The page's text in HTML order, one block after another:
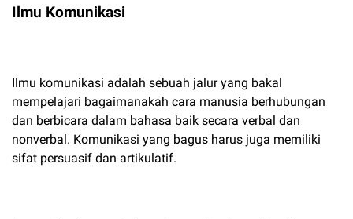
Ilmu Komunikasi
Ilmu komunikasi adalah sebuah jalur yang bakal
mempelajari bagaimanakah cara manusia berhubungan
dan berbicara dalam bahasa baik secara verbal dan
nonverbal. Komunikasi yang bagus harus juga memiliki
sifat persuasif dan artikulatif.